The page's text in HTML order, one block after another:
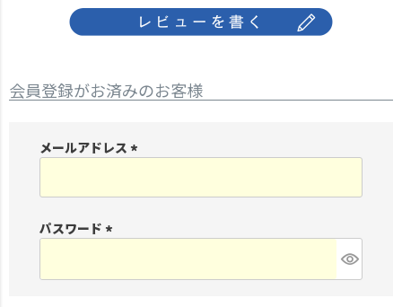
会員登録がお済みのお客様
メールアドレス
パスワード